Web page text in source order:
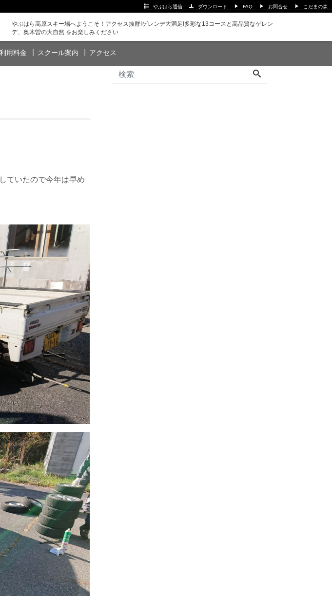
やぶはら通信 ダウンロード FAQ お問合せ こだまの森
やぶはら高原スキー場へようこそ！アクセス抜群!ゲレンデ大満足!多彩な13コースと高品質なゲレン
デ、奥木曽の大自然 をお楽しみください
利用料金 スクール案内 アクセス
ていたので今年は早め